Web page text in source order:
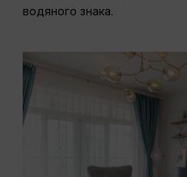
водяного знака.